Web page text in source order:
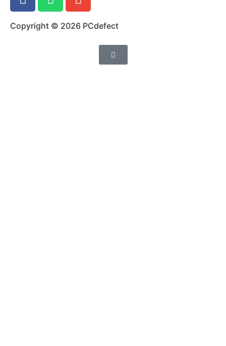
Copyright © 2026 PCdefect